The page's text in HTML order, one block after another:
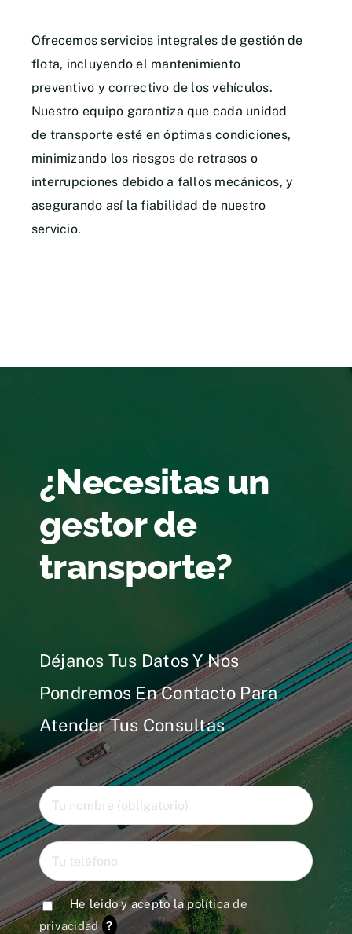
Ofrecemos servicios integrales de gestión de
flota, incluyendo el mantenimiento
preventivo y correctivo de los vehículos.
Nuestro equipo garantiza que cada unidad
de transporte esté en óptimas condiciones,
minimizando los riesgos de retrasos o
interrupciones debido a fallos mecánicos, y
asegurando así la fiabilidad de nuestro
servicio.
¿Necesitas un
gestor de
transporte?
Déjanos Tus Datos Y Nos
Pondremos En Contacto Para
Atender Tus Consultas
He leido y acepto lapolítica de
privacidad ?